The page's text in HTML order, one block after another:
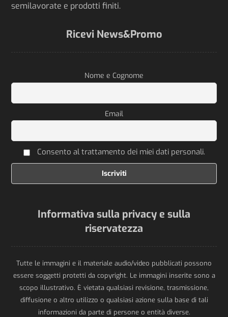
semilavorate e prodotti finiti.
Ricevi News&Promo
Nome e Cognome
Email
Consento al trattamento dei miei dati personali.
Informativa sulla privacy e sulla
riservatezza
Tutte le immagini e il materiale audio/video pubblicati possono
essere soggetti protetti da copyright. Le immagini inserite sono a
scopo illustrativo. È vietata qualsiasi revisione, trasmissione,
diffusione o altro utilizzo o qualsiasi azione sulla base di tali
informazioni da parte di persone o entità diverse.